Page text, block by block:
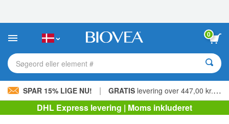
websted
0
Søgeord eller element #
SPAR 15% LIGE NU! | GRATIS levering over 447,00 kr. »
DHL Express levering | Moms inkluderet